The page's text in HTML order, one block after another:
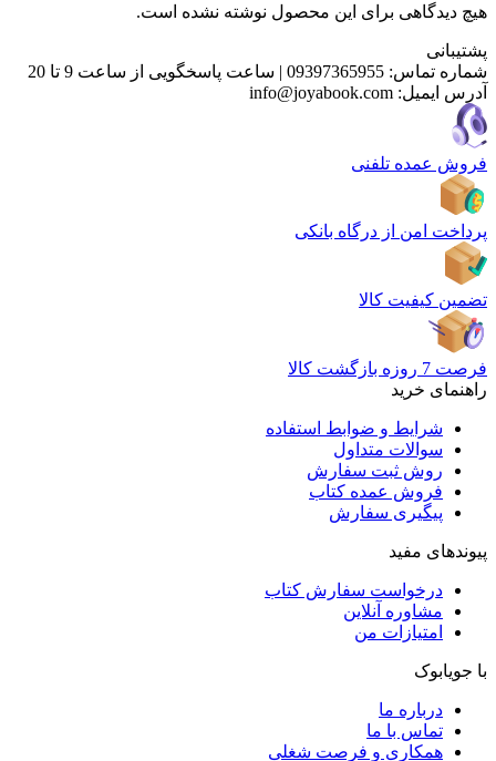
هیچ دیدگاهی برای این محصول نوشته نشده است.
پشتیبانی
شماره تماس: 09397365955
| ساعت پاسخگویی از ساعت 9 تا 20
آدرس ایمیل: info@joyabook.com
فروش عمده تلفنی
پرداخت امن از درگاه بانکی
تضمین کیفیت کالا
فرصت 7 روزه بازگشت کالا
راهنمای خرید
شرایط و ضوابط استفاده
سوالات متداول
روش ثبت سفارش
فروش عمده کتاب
پیگیری سفارش
پیوندهای مفید
درخواست سفارش کتاب
مشاوره آنلاین
امتیازات من
با جویابوک
درباره ما
تماس با ما
همکاری و فرصت شغلی